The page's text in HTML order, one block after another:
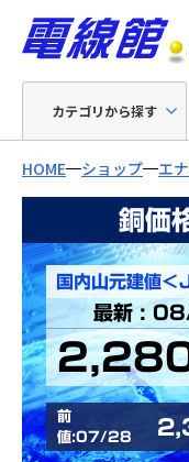
カテゴリから探す
HOME ショップ エ
銅価
国内山元建値
最新 :
前
値:07/28